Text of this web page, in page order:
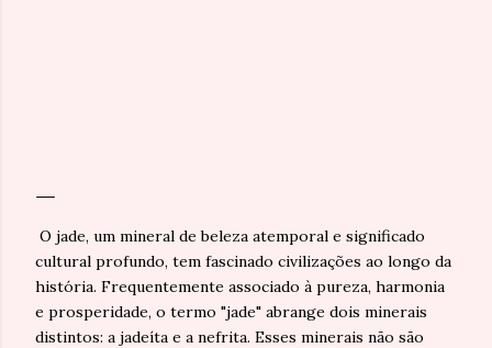
O jade, um mineral de beleza atemporal e significado
cultural profundo, tem fascinado civilizações ao longo da
história. Frequentemente associado à pureza, harmonia
e prosperidade, o termo "jade" abrange dois minerais
distintos: a jadeíta e a nefrita. Esses minerais não são